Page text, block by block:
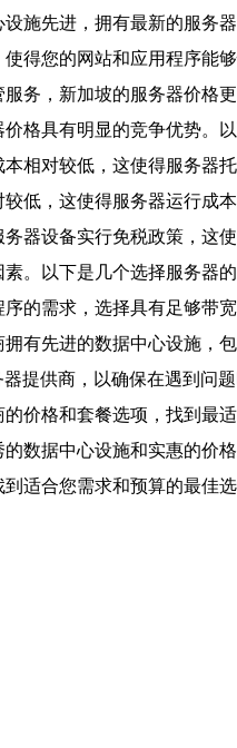
施先进，拥有最新的服务
得您的网站和应用程序能
务，新加坡的服务器价格
格具有明显的竞争优势。
相对较低，这使得服务器
低，这使得服务器运行成
器设备实行免税政策，这
。以下是几个选择服务器的
的需求，选择具有足够带宽
有先进的数据中心设施，
提供商，以确保在遇到问题
价格和套餐选项，找到最
数据中心设施和实惠的价
适合您需求和预算的最佳选